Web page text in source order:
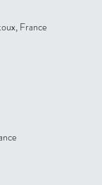
France